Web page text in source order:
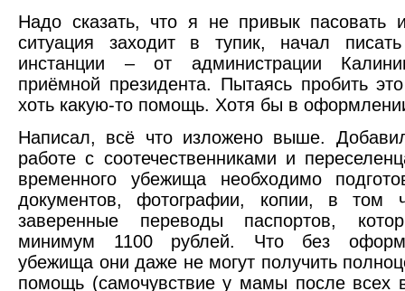
Надо сказать, что я не привык пасовать
ситуация заходит в тупик, начал
инстанции – от администрации
приёмной президента. Пытаясь пробить
хоть какую-то помощь. Хотя бы в
Написал, всё что изложено выше.
работе с соотечественниками и
временного убежища необходимо
документов, фотографии, копии, в том
заверенные переводы паспортов,
минимум 1100 рублей. Что без
убежища они даже не могут получить
помощь (самочувствие у мамы после всех